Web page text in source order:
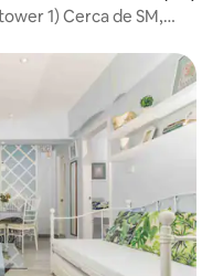
1) Cerca de SM,